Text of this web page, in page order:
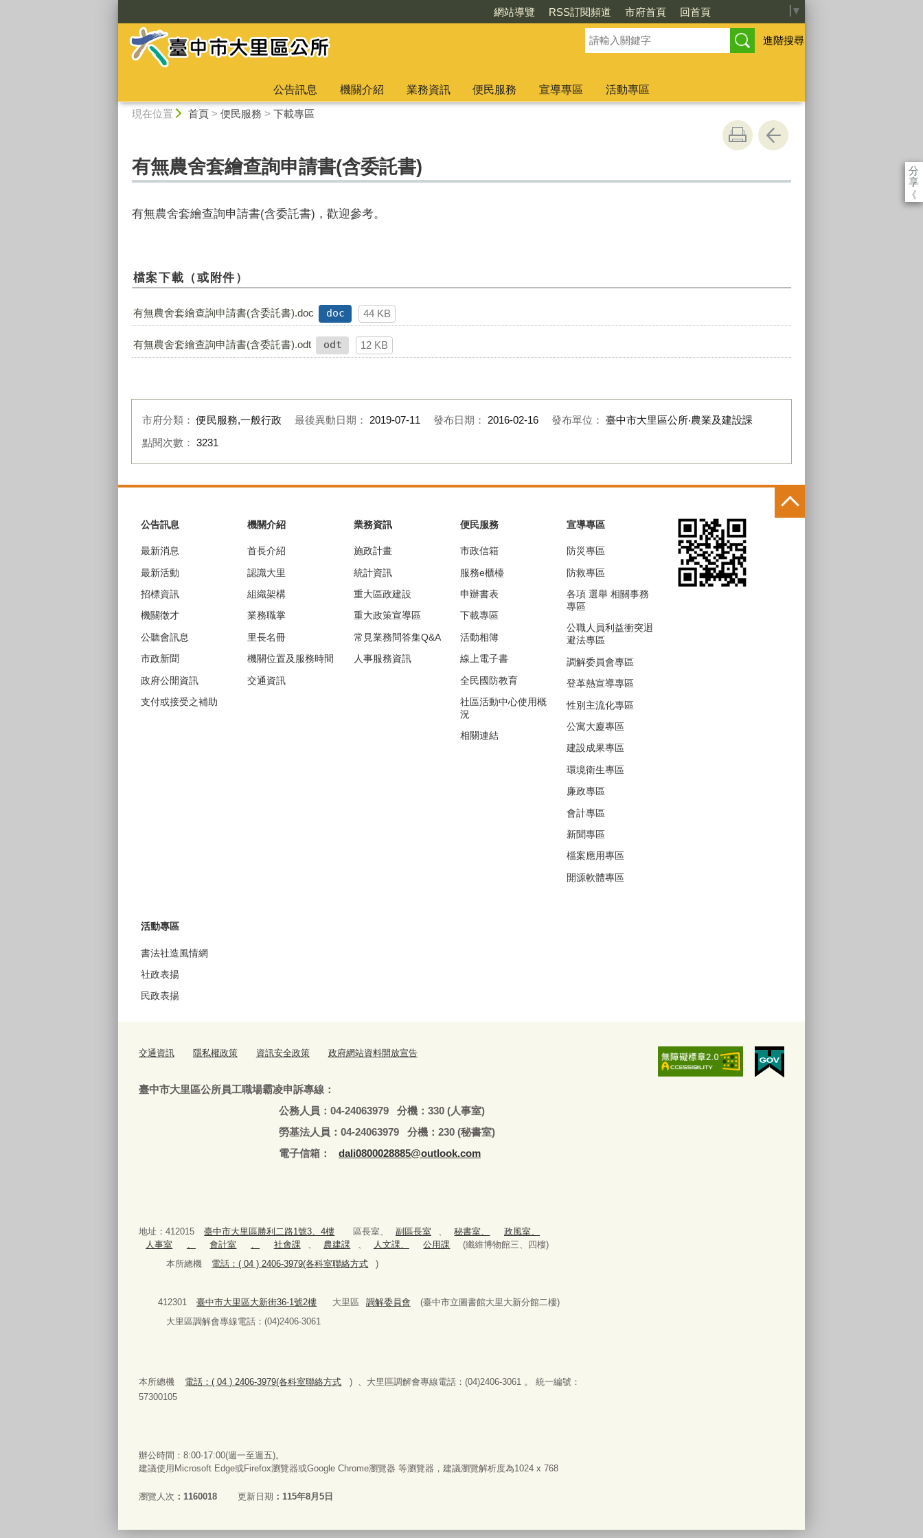
網站導覽 RSS訂閱頻道 市府首頁 回首頁 ▼
進階搜尋
公告訊息 機關介紹 業務資訊 便民服務 宣導專區
活動專區
現在位置 首頁> 便民服務 > 下載專區
分
享
《
有無農舍套繪查詢申請書(含委託書)
有無農舍套繪查詢申請書(含委託書)，歡迎參考。
檔案下載（或附件）
有無農舍套繪查詢申請書(含委託書).doc doc 44 KB
有無農舍套繪查詢申請書(含委託書).odt odt 12 KB
市府分類：便民服務,一般行政 最後異動日期： 2019-07-11 發布日期： 2016-02-16 發布單位： 臺中市大里區公所‧農業及建設課
點閱次數： 3231
公告訊息
最新消息
最新活動
招標資訊
機關徵才
公聽會訊息
市政新聞
政府公開資訊
支付或接受之補助
機關介紹
首長介紹
認識大里
組織架構
業務職掌
里長名冊
機關位置及服務時間
交通資訊
業務資訊
施政計畫
統計資訊
重大區政建設
重大政策宣導區
常見業務問答集Q&A
人事服務資訊
便民服務
市政信箱
服務e櫃檯
申辦書表
下載專區
活動相簿
線上電子書
全民國防教育
社區活動中心使用概
況
相關連結
宣導專區
防災專區
防救專區
各項 選舉 相關事務
專區
公職人員利益衝突迴
避法專區
調解委員會專區
登革熱宣導專區
性別主流化專區
公寓大廈專區
建設成果專區
環境衛生專區
廉政專區
會計專區
新聞專區
檔案應用專區
開源軟體專區
活動專區
書法社造風情網
社政表揚
民政表揚
交通資訊 隱私權政策 資訊安全政策 政府網站資料開放宣告
臺中市大里區公所員工職場霸凌申訴專線：
公務人員：04-24063979 分機：330 (人事室)
勞基法人員：04-24063979 分機：230 (秘書室)
電子信箱：
dali0800028885@outlook.com
地址：412015 臺中市大里區勝利二路1號3、4樓 區長室、 副區長室 秘書室、
政風室、
人事室
會計室 社會課 農建課 人文課、 公用課
(纖維博物館三、四樓)
本所總機
電話：( 04 ) 2406-3979(各科室聯絡方式 )
412301 臺中市大里區大新街36-1號2樓 大里區 調解委員會
(臺中市立圖書館大里大新分館二樓)
大里區調解會專線電話：(04)2406-3061
本所總機 電話：( 04 ) 2406-3979(各科室聯絡方式
) 、大里區調解會專線電話：(04)2406-3061 。 統一編號：
57300105
辦公時間：8:00-17:00(週一至週五)。
建議使用Microsoft Edge或Firefox瀏覽器或Google Chrome瀏覽器 等瀏覽器，建議瀏覽解析度為1024 x 768
瀏覽人次 1160018 更新日期 115年8月5日